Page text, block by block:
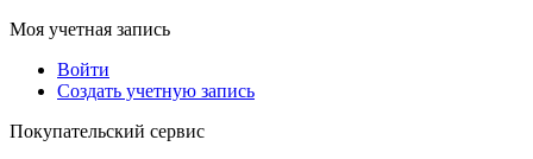
Моя учетная запись
Войти
Создать учетную запись
Покупательский сервис